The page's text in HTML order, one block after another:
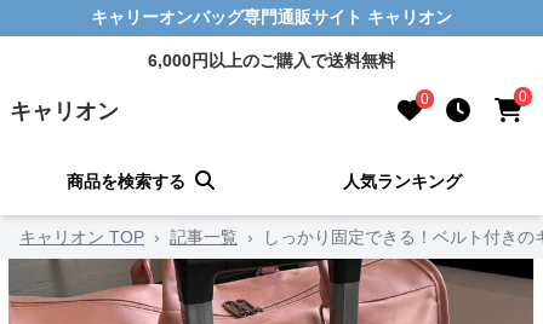
キャリーオンバッグ専門通販サイト キャリオン
6,000円以上のご購入で送料無料
キャリオン 0 0
商品を検索する 人気ランキング
キャリオン TOP › 記事一覧 › しっかり固定できる！ベルト付き